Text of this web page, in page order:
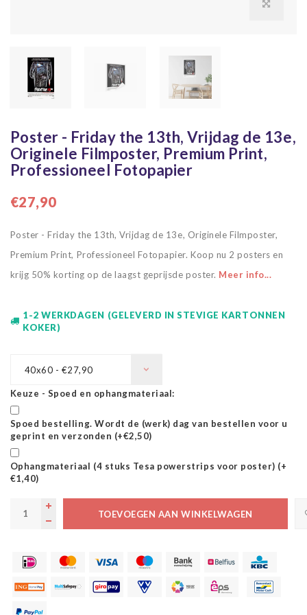
Poster - Friday the 13th, Vrijdag de 13e,
Originele Filmposter, Premium Print,
Professioneel Fotopapier
€27,90
Poster - Friday the 13th, Vrijdag de 13e, Originele Filmposter,
Premium Print, Professioneel Fotopapier. Koop nu 2 posters en
krijg 50% korting op de laagst geprijsde poster. Meer info...
1-2 WERKDAGEN (GELEVERD IN STEVIGE KARTONNEN
KOKER)
40x60 - €27,90
Keuze - Spoed en ophangmateriaal:
Spoed bestelling. Wordt de (werk) dag van bestellen voor u
geprint en verzonden (+€2,50)
Ophangmateriaal (4 stuks Tesa powerstrips voor poster) (+
€1,40)
TOEVOEGEN AAN WINKELWAGEN